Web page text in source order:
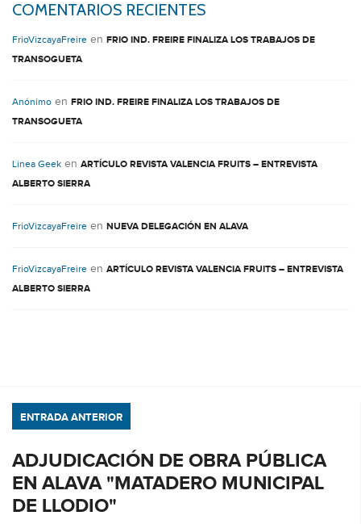
COMENTARIOS RECIENTES
FrioVizcayaFreire en FRIO IND. FREIRE FINALIZA LOS TRABAJOS DE
TRANSOGUETA
Anónimo en FRIO IND. FREIRE FINALIZA LOS TRABAJOS DE
TRANSOGUETA
Linea Geek en ARTÍCULO REVISTA VALENCIA FRUITS – ENTREVISTA
ALBERTO SIERRA
FrioVizcayaFreire en NUEVA DELEGACIÓN EN ALAVA
FrioVizcayaFreire en ARTÍCULO REVISTA VALENCIA FRUITS – ENTREVISTA
ALBERTO SIERRA
ENTRADA ANTERIOR
ADJUDICACIÓN DE OBRA PÚBLICA
EN ALAVA "MATADERO MUNICIPAL
DE LLODIO"